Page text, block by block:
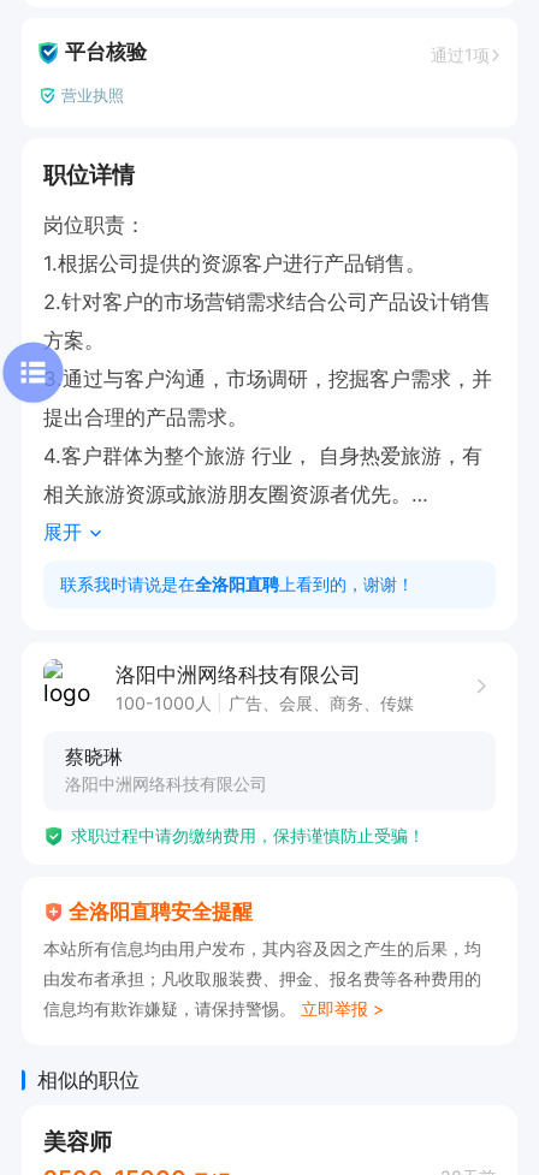
平台核验 通过1项
营业执照
职位详情
岗位职责：
1.根据公司提供的资源客户进行产品销售。
2.针对客户的市场营销需求结合公司产品设计销售
方案。
3.通过与客户沟通，市场调研，挖掘客户需求，并
提出合理的产品需求。
4.客户群体为整个旅游 行业， 自身热爱旅游，有
相关旅游资源或旅游朋友圈资源者优先。
任职要求：
2. 对销售有较高的热情，执行力强，有极强的责
3. 具备较强的学习能力、有良好的团队协作精
4. 经验不限，欢迎优秀应届毕业生。
及经验者可放宽要求。
福利待遇：
奖金 。
3.生日福利、拓展旅游、部门活动、年终福利、六
展开
联系我时请说是在全洛阳直聘 上看到的，谢谢！
洛阳中洲网络科技有限公司
100-1000人 广告、会展、商务、传媒
蔡晓琳
洛阳中洲网络科技有限公司
求职过程中请勿缴纳费用，保持谨慎防止受骗！
全洛阳直聘安全提醒
本站所有信息均由用户发布，其内容及因之产生的后果，均
由发布者承担；凡收取服装费、押金、报名费等各种费用的
信息均有欺诈嫌疑，请保持警惕。 立即举报 >
相似的职位
美容师